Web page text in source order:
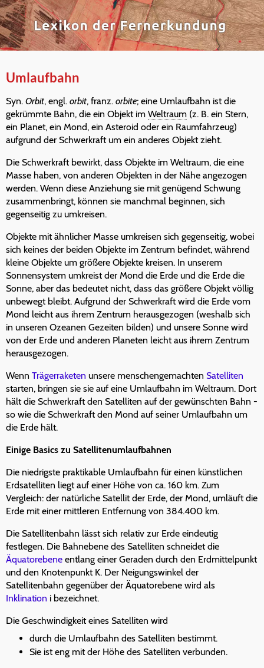
Umlaufbahn
Syn. Orbit, engl. orbit, franz. orbite; eine Umlaufbahn ist die
gekrümmte Bahn, die ein Objekt im Weltraum (z. B. ein Stern,
ein Planet, ein Mond, ein Asteroid oder ein Raumfahrzeug)
aufgrund der Schwerkraft um ein anderes Objekt zieht.
Die Schwerkraft bewirkt, dass Objekte im Weltraum, die eine
Masse haben, von anderen Objekten in der Nähe angezogen
werden. Wenn diese Anziehung sie mit genügend Schwung
zusammenbringt, können sie manchmal beginnen, sich
gegenseitig zu umkreisen.
Objekte mit ähnlicher Masse umkreisen sich gegenseitig, wobei
sich keines der beiden Objekte im Zentrum befindet, während
kleine Objekte um größere Objekte kreisen. In unserem
Sonnensystem umkreist der Mond die Erde und die Erde die
Sonne, aber das bedeutet nicht, dass das größere Objekt völlig
unbewegt bleibt. Aufgrund der Schwerkraft wird die Erde vom
Mond leicht aus ihrem Zentrum herausgezogen (weshalb sich
in unseren Ozeanen Gezeiten bilden) und unsere Sonne wird
von der Erde und anderen Planeten leicht aus ihrem Zentrum
herausgezogen.
Wenn Trägerraketen unsere menschengemachten Satelliten
starten, bringen sie sie auf eine Umlaufbahn im Weltraum. Dort
hält die Schwerkraft den Satelliten auf der gewünschten Bahn -
so wie die Schwerkraft den Mond auf seiner Umlaufbahn um
die Erde hält.
Einige Basics zu Satellitenumlaufbahnen
Die niedrigste praktikable Umlaufbahn für einen künstlichen
Erdsatelliten liegt auf einer Höhe von ca. 160 km. Zum
Vergleich: der natürliche Satellit der Erde, der Mond, umläuft die
Erde mit einer mittleren Entfernung von 384.400 km.
Die Satellitenbahn lässt sich relativ zur Erde eindeutig
festlegen. Die Bahnebene des Satelliten schneidet die
Äquatorebene entlang einer Geraden durch den Erdmittelpunkt
und den Knotenpunkt K. Der Neigungswinkel der
Satellitenbahn gegenüber der Äquatorebene wird als
Inklination i bezeichnet.
Die Geschwindigkeit eines Satelliten wird
durch die Umlaufbahn des Satelliten bestimmt.
Sie ist eng mit der Höhe des Satelliten verbunden.